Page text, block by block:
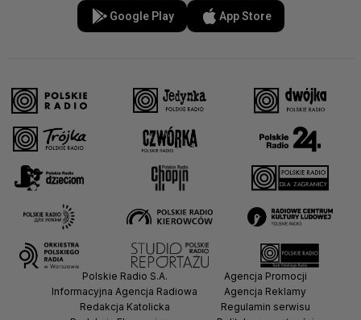
Google Play App Store
Polskie Radio S.A.
Informacyjna Agencja Radiowa
Redakcja Katolicka
Agencja Promocji
Agencja Reklamy
Regulamin serwisu